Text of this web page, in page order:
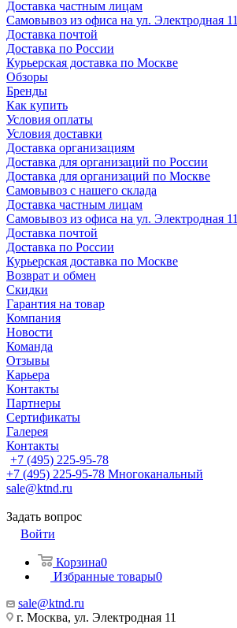
Доставка частным лицам
Самовывоз из офиса на ул. Электродная 11
Доставка почтой
Доставка по России
Курьерская доставка по Москве
Обзоры
Бренды
Как купить
Условия оплаты
Условия доставки
Доставка организациям
Доставка для организаций по России
Доставка для организаций по Москве
Самовывоз с нашего склада
Доставка частным лицам
Самовывоз из офиса на ул. Электродная 11
Доставка почтой
Доставка по России
Курьерская доставка по Москве
Возврат и обмен
Скидки
Гарантия на товар
Компания
Новости
Команда
Отзывы
Карьера
Контакты
Партнеры
Сертификаты
Галерея
Контакты
+7 (495) 225-95-78
+7 (495) 225-95-78 Многоканальный
sale@ktnd.ru
Задать вопрос
Войти
Корзина0
Избранные товары0
sale@ktnd.ru
г. Москва, ул. Электродная 11